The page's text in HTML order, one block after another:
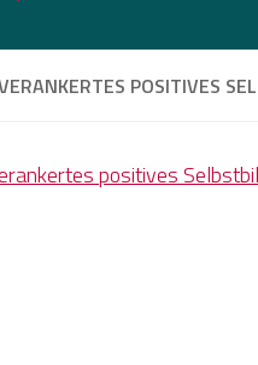
POSITIVES
positives